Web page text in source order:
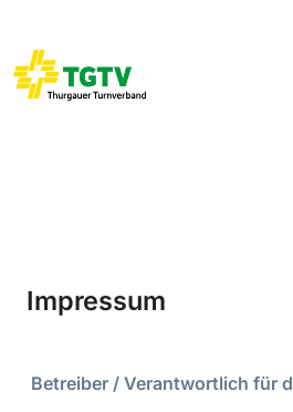
Impressum
Betreiber / Verantwortlich für